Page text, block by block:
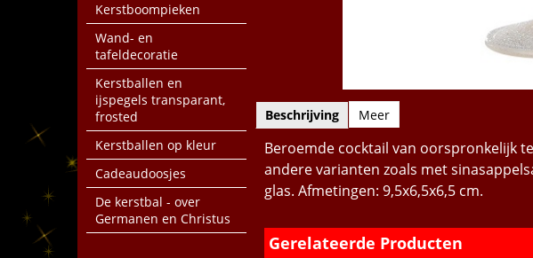
Kerstboompieken
Wand- en
tafeldecoratie
Kerstballen en
ijspegels transparant,
frosted
Kerstballen op kleur
Cadeaudoosjes
De kerstbal - over
Germanen en Christus
Beschrijving Meer
Beroemde cocktail van oorspronkelijk
andere varianten zoals met
glas. Afmetingen: 9,5x6,5x6,5 cm.
Gerelateerde Producten